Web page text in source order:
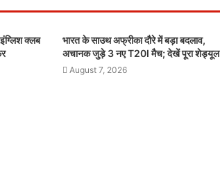
क्लब
भारत के साउथ अफ्रीका दौरे में बड़ा बदलाव,
अचानक जुड़े 3 नए T20I मैच; देखें पूरा शेड्यूल
August 7, 2026